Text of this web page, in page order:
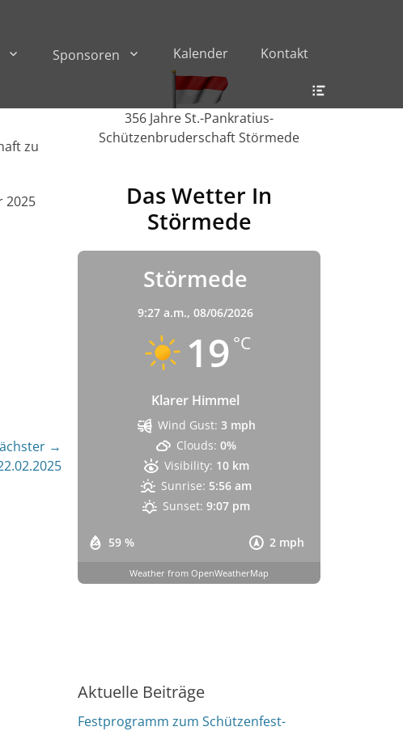
Sponsoren Kalender Kontakt
zu
2025
→
356 Jahre St.-Pankratius-
Schützenbruderschaft Störmede
Das Wetter In
Störmede
Störmede
9:27 a.m., 08/06/2026
19 °C
Klarer Himmel
59 % 2 mph
Wind Gust: 3 mph
Clouds: 0%
Visibility: 10 km
Sunrise: 5:56 am
Sunset: 9:07 pm
Weather from OpenWeatherMap
Aktuelle Beiträge
Festprogramm zum Schützenfest-